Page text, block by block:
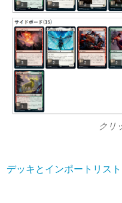
クリ
デッキとインポートリス